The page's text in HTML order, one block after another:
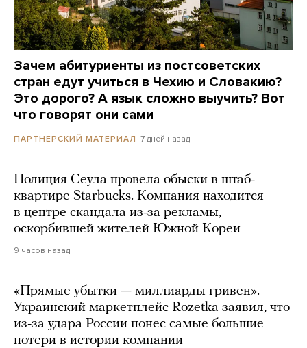
Зачем абитуриенты из постсоветских
стран едут учиться в Чехию и Словакию?
Это дорого? А язык сложно выучить? Вот
что говорят они сами
ПАРТНЕРСКИЙ МАТЕРИАЛ 7 дней назад
Полиция Сеула провела обыски в штаб-
квартире Starbucks. Компания находится
в центре скандала из-за рекламы,
оскорбившей жителей Южной Кореи
9 часов назад
«Прямые убытки — миллиарды гривен».
Украинский маркетплейс Rozetka заявил, что
из-за удара России понес самые большие
потери в истории компании